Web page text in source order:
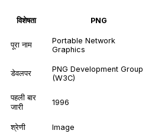
विशेषता PNG
पूरा नाम
Portable Network
Graphics
डेवलपर
PNG Development Group
(W3C)
पहली बार
जारी
1996
श्रेणी Image